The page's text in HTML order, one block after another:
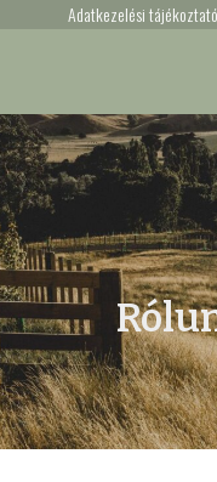
Adatkezelési tájékoztató